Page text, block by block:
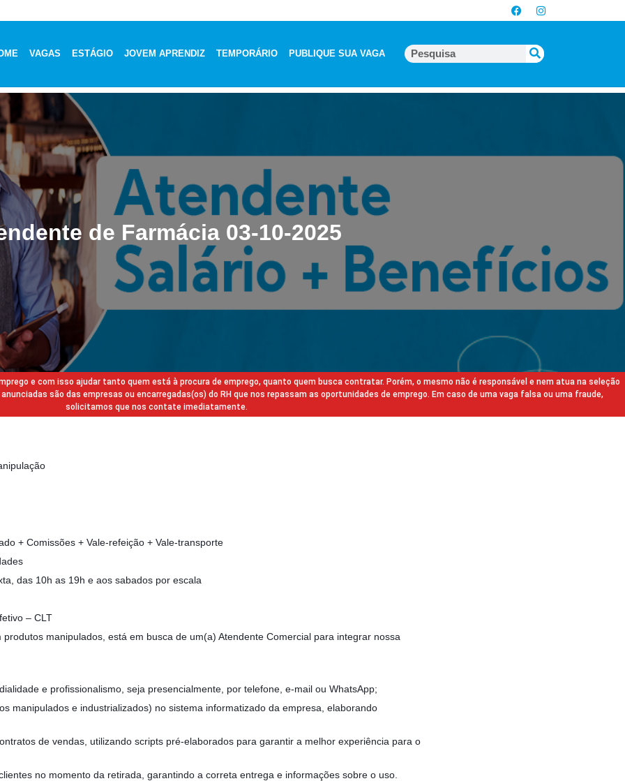
VAGAS ESTÁGIO JOVEM APRENDIZ TEMPORÁRIO PUBLIQUE SUA VAGA
de Farmácia 03-10-2025
e com isso ajudar tanto quem está à procura de emprego, quanto quem busca contratar. Porém, o mesmo não é responsável e nem atua na seleção
são das empresas ou encarregadas(os) do RH que nos repassam as oportunidades de emprego. Em caso de uma vaga falsa ou uma fraude,
solicitamos que nos contate imediatamente.
+ Comissões + Vale-refeição + Vale-transporte
das 10h as 19h e aos sabados por escala
– CLT
produtos manipulados, está em busca de um(a) Atendente Comercial para integrar nossa
e profissionalismo, seja presencialmente, por telefone, e-mail ou WhatsApp;
manipulados e industrializados) no sistema informatizado da empresa, elaborando
de vendas, utilizando scripts pré-elaborados para garantir a melhor experiência para o
no momento da retirada, garantindo a correta entrega e informações sobre o uso.